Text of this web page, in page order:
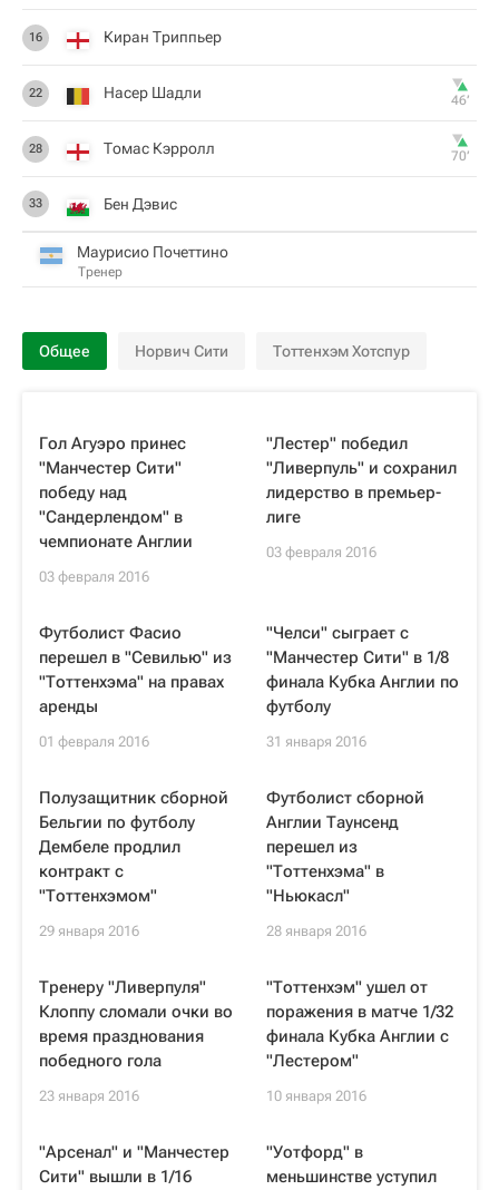
16 Киран Триппьер
22 Насер Шадли 46‎’‎
28 Томас Кэрролл 70‎’‎
33 Бен Дэвис
Маурисио Почеттино
Тренер
Общее Норвич Сити Тоттенхэм Хотспур
Гол Агуэро принес
"Манчестер Сити"
победу над
"Сандерлендом" в
чемпионате Англии
03 февраля 2016
"Лестер" победил
"Ливерпуль" и сохранил
лидерство в премьер-
лиге
03 февраля 2016
Футболист Фасио
перешел в "Севилью" из
"Тоттенхэма" на правах
аренды
01 февраля 2016
"Челси" сыграет с
"Манчестер Сити" в 1/8
финала Кубка Англии по
футболу
31 января 2016
Полузащитник сборной
Бельгии по футболу
Дембеле продлил
контракт с
"Тоттенхэмом"
29 января 2016
Футболист сборной
Англии Таунсенд
перешел из
"Тоттенхэма" в
"Ньюкасл"
28 января 2016
Тренеру "Ливерпуля"
Клоппу сломали очки во
время празднования
победного гола
23 января 2016
"Тоттенхэм" ушел от
поражения в матче 1/32
финала Кубка Англии с
"Лестером"
10 января 2016
"Арсенал" и "Манчестер
Сити" вышли в 1/16
"Уотфорд" в
меньшинстве уступил